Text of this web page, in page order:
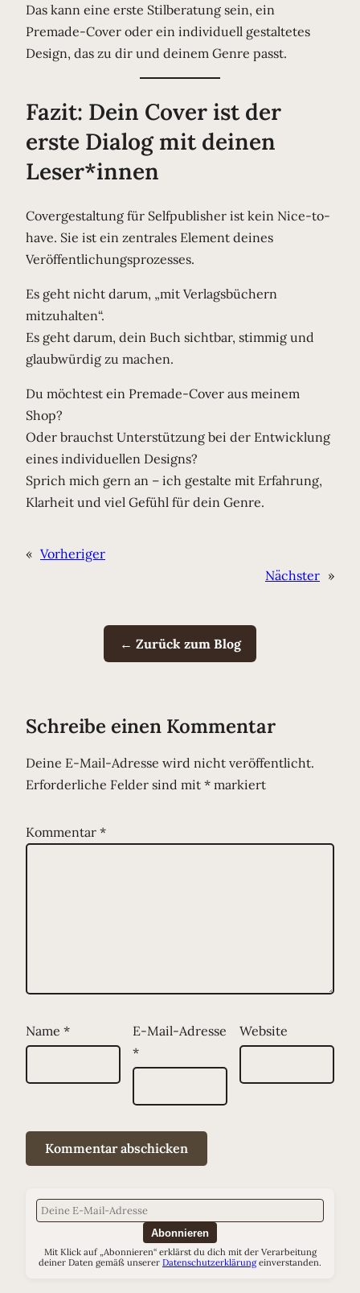
Das kann eine erste Stilberatung sein, ein
Premade-Cover oder ein individuell gestaltetes
Design, das zu dir und deinem Genre passt.
Fazit: Dein Cover ist der
erste Dialog mit deinen
Leser*innen
Covergestaltung für Selfpublisher ist kein Nice-to-
have. Sie ist ein zentrales Element deines
Veröffentlichungsprozesses.
Es geht nicht darum, „mit Verlagsbüchern
mitzuhalten“.
Es geht darum, dein Buch sichtbar, stimmig und
glaubwürdig zu machen.
Du möchtest ein Premade-Cover aus meinem
Shop?
Oder brauchst Unterstützung bei der Entwicklung
eines individuellen Designs?
Sprich mich gern an – ich gestalte mit Erfahrung,
Klarheit und viel Gefühl für dein Genre.
« Vorheriger
Nächster »
← Zurück zum Blog
Schreibe einen Kommentar
Deine E-Mail-Adresse wird nicht veröffentlicht.
Erforderliche Felder sind mit * markiert
Kommentar *
Name *
E-Mail-Adresse
*
Website
Abonnieren
Mit Klick auf „Abonnieren“ erklärst du dich mit der Verarbeitung
deiner Daten gemäß unserer Datenschutzerklärungeinverstanden.